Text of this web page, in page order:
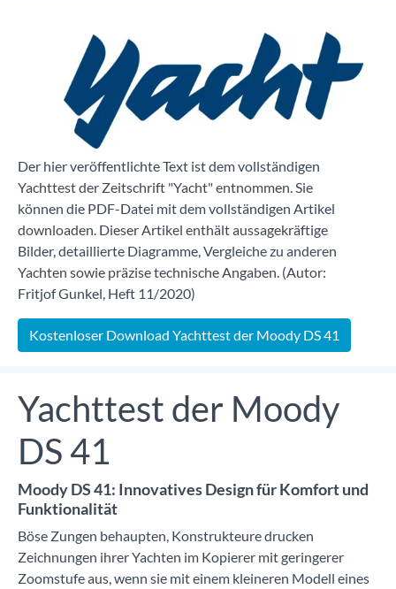
Der hier veröffentlichte Text ist dem vollständigen
Yachttest der Zeitschrift "Yacht" entnommen. Sie
können die PDF-Datei mit dem vollständigen Artikel
downloaden. Dieser Artikel enthält aussagekräftige
Bilder, detaillierte Diagramme, Vergleiche zu anderen
Yachten sowie präzise technische Angaben. (Autor:
Fritjof Gunkel, Heft 11/2020)
Kostenloser Download Yachttest der Moody DS 41
Yachttest der Moody
DS 41
Moody DS 41: Innovatives Design für Komfort und
Funktionalität
Böse Zungen behaupten, Konstrukteure drucken
Zeichnungen ihrer Yachten im Kopierer mit geringerer
Zoomstufe aus, wenn sie mit einem kleineren Modell eines